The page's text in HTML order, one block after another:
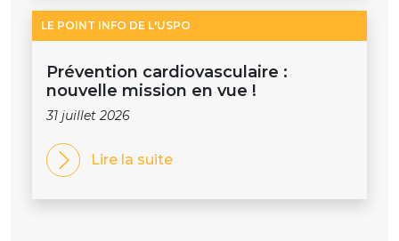
LE POINT INFO DE L'USPO
Prévention cardiovasculaire :
nouvelle mission en vue !
31 juillet 2026
Lire la suite